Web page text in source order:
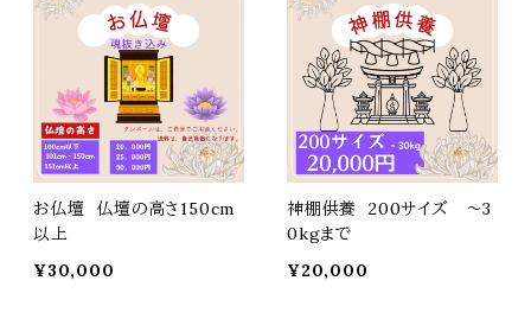
お仏壇 仏壇の高さ150cm
以上
¥30,000
神棚供養 200サイズ 〜3
0kgまで
¥20,000